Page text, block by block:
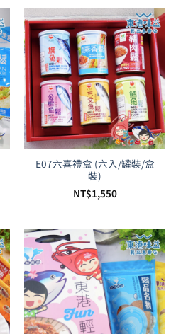
E07六喜禮盒 (六入/罐裝/盒
裝)
NT$1,550